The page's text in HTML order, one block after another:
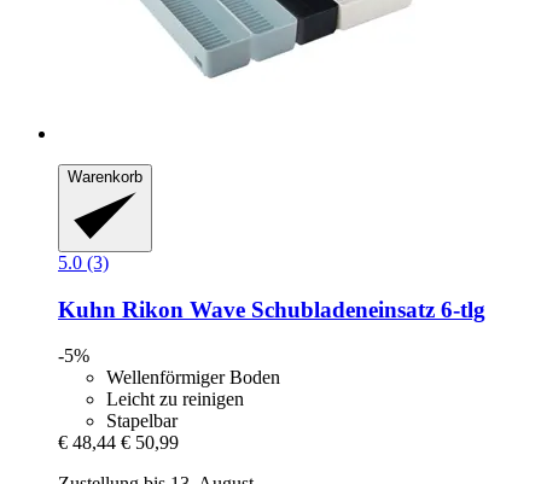
Warenkorb
5.0 (3)
Kuhn Rikon Wave Schubladeneinsatz 6-​tlg
-5%
Wellenförmiger Boden
Leicht zu reinigen
Stapelbar
€ 48,44 € 50,99